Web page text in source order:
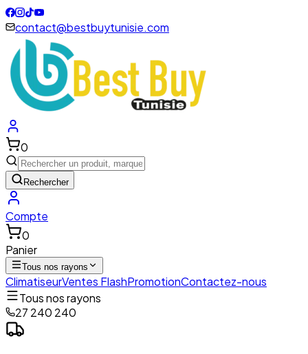
contact@bestbuytunisie.com
0
Rechercher
Compte
0
Panier
Tous nos rayons
ClimatiseurVentes FlashPromotionContactez-nous
Tous nos rayons
27 240 240